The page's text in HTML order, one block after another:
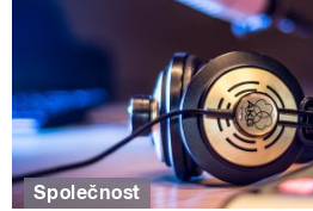
Společnost